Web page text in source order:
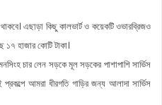
এছাড়া কিছু কালভার্ট ও কয়েকটি ওভারব্রিজও
১৭ হাজার কোটি টাকা।
চার লেন সড়কে মূল সড়কের পাশাপাশি সার্ভিস
আমরা ধীরগতি গাড়ির জন্য আলাদা সার্ভিস